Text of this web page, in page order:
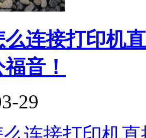
么连接打印机
音！
29